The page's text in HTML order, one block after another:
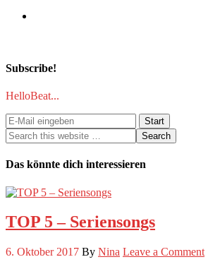
Subscribe!
HelloBeat...
Das könnte dich interessieren
TOP 5 – Seriensongs
6. Oktober 2017 By Nina Leave a Comment